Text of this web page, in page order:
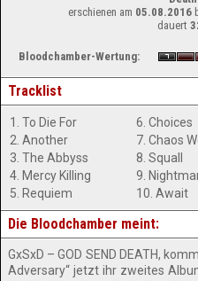
erschienen am 05.08.2016
dauert
Bloodchamber-Wertung:
Tracklist
1. To Die For
2. Another
3. The Abbyss
4. Mercy Killing
5. Requiem
6. Choices
7. Chaos
8. Squall
9.
10. Await
Die Bloodchamber meint:
GxSxD – GOD SEND DEATH,
Adversary“ jetzt ihr zweites